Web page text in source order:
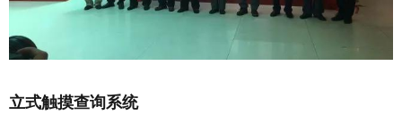
立式触摸查询系统